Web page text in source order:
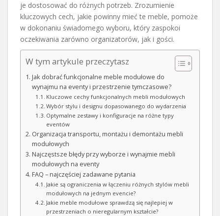
je dostosować do różnych potrzeb. Zrozumienie
kluczowych cech, jakie powinny mieć te meble, pomoże
w dokonaniu świadomego wyboru, który zaspokoi
oczekiwania zarówno organizatorów, jak i gości.
W tym artykule przeczytasz
Jak dobrać funkcjonalne meble modułowe do
wynajmu na eventy i przestrzenie tymczasowe?
Kluczowe cechy funkcjonalnych mebli modułowych
Wybór stylu i designu dopasowanego do wydarzenia
Optymalne zestawy i konfiguracje na różne typy
eventów
Organizacja transportu, montażu i demontażu mebli
modułowych
Najczęstsze błędy przy wyborze i wynajmie mebli
modułowych na eventy
FAQ – najczęściej zadawane pytania
Jakie są ograniczenia w łączeniu różnych stylów mebli
modułowych na jednym evencie?
Jakie meble modułowe sprawdzą się najlepiej w
przestrzeniach o nieregularnym kształcie?